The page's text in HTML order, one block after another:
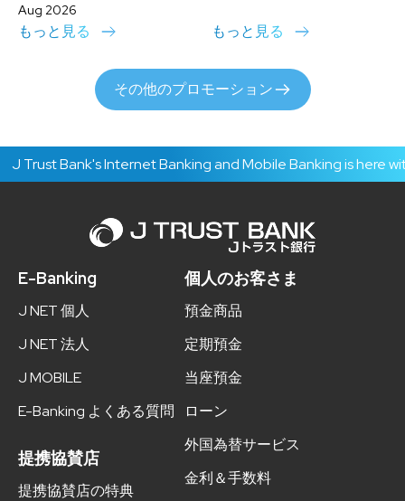
Aug 2026
もっと見る もっと見る
その他のプロモーション
Trust Bank's Internet Banking and Mobile Banking is here
E-Banking
J NET 個人
J NET 法人
J MOBILE
E-Banking よくある質問
提携協賛店
提携協賛店の特典
個人のお客さま
預金商品
定期預金
当座預金
ローン
外国為替サービス
金利＆手数料